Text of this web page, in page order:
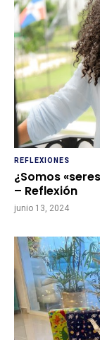
REFLEXIONES
¿Somos
– Reflexión
junio 13, 2024